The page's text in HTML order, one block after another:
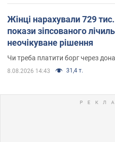
Жінці нарахували 729
покази зіпсованого
неочікуване рішення
Чи треба платити борг через
8.08.2026 14:43 31,4 т.